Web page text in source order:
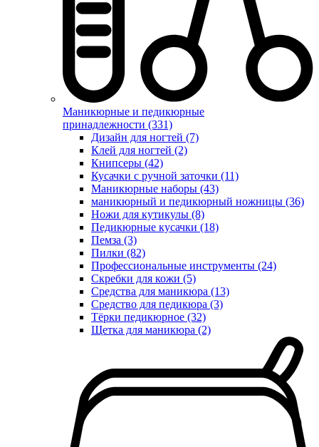
Маникюрные и педикюрные
принадлежности (331)
Дизайн для ногтей (7)
Клей для ногтей (2)
Книпсеры (42)
Кусачки с ручной заточки (11)
Маникюрные наборы (43)
маникюрный и педикюрный ножницы (36)
Ножи для кутикулы (8)
Педикюрные кусачки (18)
Пемза (3)
Пилки (82)
Профессиональные инструменты (24)
Скребки для кожи (5)
Средства для маникюра (13)
Средство для педикюра (3)
Тёрки педикюрное (32)
Щетка для маникюра (2)